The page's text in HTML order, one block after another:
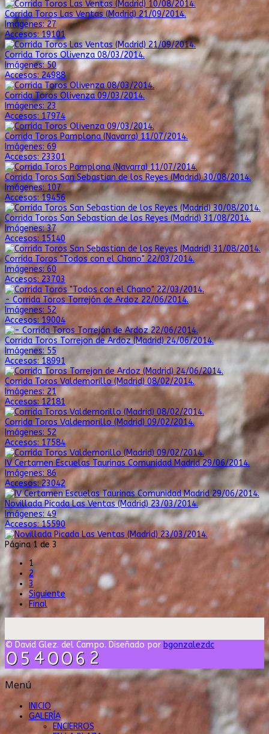
Corrida Toros Las Ventas (Madrid) 21/09/2014.
Imágenes: 27
Accesos: 19101
Corrida Toros Olivenza 08/03/2014.
Imágenes: 50
Accesos: 24988
Corrida Toros Olivenza 09/03/2014.
Imágenes: 23
Accesos: 17974
Corrida Toros Pamplona (Navarra) 11/07/2014.
Imágenes: 69
Accesos: 23301
Corrida Toros San Sebastian de los Reyes (Madrid) 30/08/2014.
Imágenes: 107
Accesos: 19456
Corrida Toros San Sebastian de los Reyes (Madrid) 31/08/2014.
Imágenes: 37
Accesos: 15140
Corrida Toros "Todos con el Chano" 22/03/2014.
Imágenes: 60
Accesos: 23703
- Corrida Toros Torrejón de Ardoz 22/06/2014.
Imágenes: 52
Accesos: 19004
Corrida Toros Torrejon de Ardoz (Madrid) 24/06/2014.
Imágenes: 55
Accesos: 18991
Corrida Toros Valdemorillo (Madrid) 08/02/2014.
Imágenes: 21
Accesos: 12181
Corrida Toros Valdemorillo (Madrid) 09/02/2014.
Imágenes: 52
Accesos: 17584
IV Certamen Escuelas Taurinas Comunidad Madrid 29/06/2014.
Imágenes: 86
Accesos: 23042
Novillada Picada Las Ventas (Madrid) 23/03/2014.
Imágenes: 49
Accesos: 15590
Página 1 de 3
1
2
3
Siguiente
Final
© David Glez. del Campo. Diseñado por bgonzalezdc
Menú
INICIO
GALERÍA
ENCIERROS